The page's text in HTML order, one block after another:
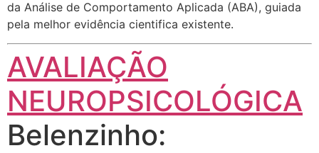
da Análise de Comportamento Aplicada (ABA), guiada
pela melhor evidência cientifica existente.
AVALIAÇÃO
NEUROPSICOLÓGICA
Belenzinho: